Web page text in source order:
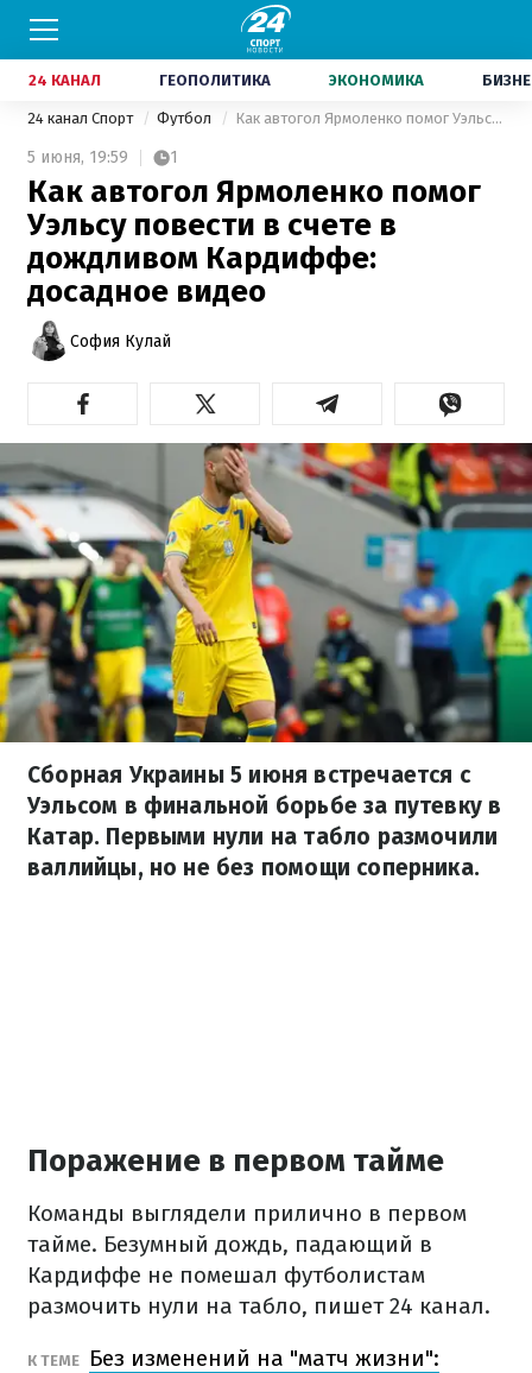
24 КАНАЛ ГЕОПОЛИТИКА ЭКОНОМИКА
24 канал Спорт Футбол Как автогол Ярмоленко помог Уэльсу повести в счете в дождливом Кардиффе: досадное видео
5 июня, 19:59 1
Как автогол Ярмоленко помог
Уэльсу повести в счете в
дождливом Кардиффе:
досадное видео
София Кулай
Сборная Украины 5 июня встречается с
Уэльсом в финальной борьбе за путевку в
Катар. Первыми нули на табло размочили
валлийцы, но не без помощи соперника.
Поражение в первом тайме
Команды выглядели прилично в первом
тайме. Безумный дождь, падающий в
Кардиффе не помешал футболистам
размочить нули на табло, пишет 24 канал.
К ТЕМЕ
Без изменений на "матч жизни":